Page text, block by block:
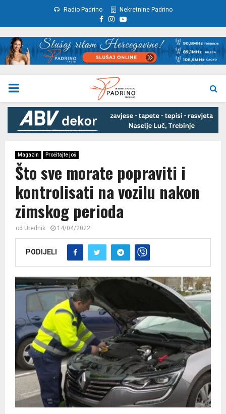
Radio Padrino Nekretnine Padrino
Facebook
Instagram
Youtube
PRIMARY
MENU
Magazin Pročitajte još
Što sve morate popraviti i
kontrolisati na vozilu nakon
zimskog perioda
od Urednik 14/04/2022
PODIJELI